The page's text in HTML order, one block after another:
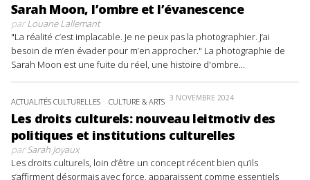
Sarah Moon, l’ombre et l’évanescence
parLouane Lallemant
"La réalité c’est implacable. Je ne peux pas la photographier. J’ai
besoin de m’en évader pour m’en approcher." La photographie de
Sarah Moon est une fuite du réel, une histoire d'ombre...
ACTUALITÉS CULTURELLES CULTURE & ARTS 3 NOVEMBRE 2024
Les droits culturels: nouveau leitmotiv des
politiques et institutions culturelles
parSarah Joyaux
Les droits culturels, loin d’être un concept récent bien qu’ils
s’affirment désormais avec force, apparaissent comme essentiels